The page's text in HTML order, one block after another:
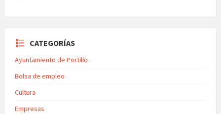
CATEGORÍAS
Ayuntamiento de Portillo
Bolsa de empleo
Cultura
Empresas